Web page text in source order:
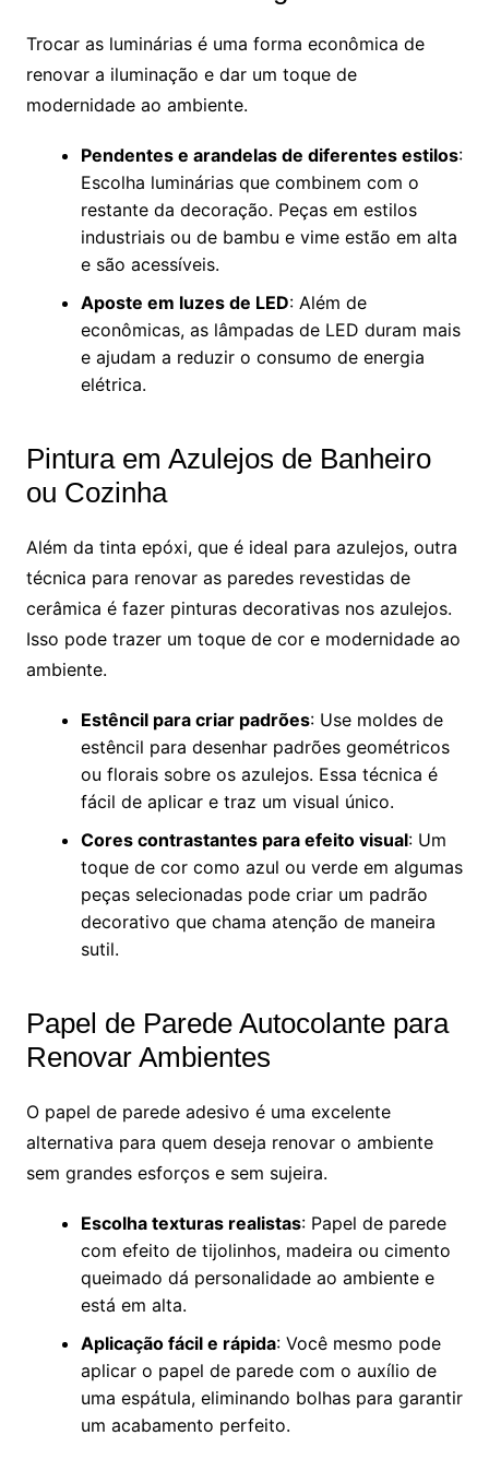
Trocar as luminárias é uma forma econômica de
renovar a iluminação e dar um toque de
modernidade ao ambiente.
Pendentes e arandelas de diferentes estilos:
Escolha luminárias que combinem com o
restante da decoração. Peças em estilos
industriais ou de bambu e vime estão em alta
e são acessíveis.
Aposte em luzes de LED: Além de
econômicas, as lâmpadas de LED duram mais
e ajudam a reduzir o consumo de energia
elétrica.
Pintura em Azulejos de Banheiro
ou Cozinha
Além da tinta epóxi, que é ideal para azulejos, outra
técnica para renovar as paredes revestidas de
cerâmica é fazer pinturas decorativas nos azulejos.
Isso pode trazer um toque de cor e modernidade ao
ambiente.
Estêncil para criar padrões: Use moldes de
estêncil para desenhar padrões geométricos
ou florais sobre os azulejos. Essa técnica é
fácil de aplicar e traz um visual único.
Cores contrastantes para efeito visual: Um
toque de cor como azul ou verde em algumas
peças selecionadas pode criar um padrão
decorativo que chama atenção de maneira
sutil.
Papel de Parede Autocolante para
Renovar Ambientes
O papel de parede adesivo é uma excelente
alternativa para quem deseja renovar o ambiente
sem grandes esforços e sem sujeira.
Escolha texturas realistas: Papel de parede
com efeito de tijolinhos, madeira ou cimento
queimado dá personalidade ao ambiente e
está em alta.
Aplicação fácil e rápida: Você mesmo pode
aplicar o papel de parede com o auxílio de
uma espátula, eliminando bolhas para garantir
um acabamento perfeito.